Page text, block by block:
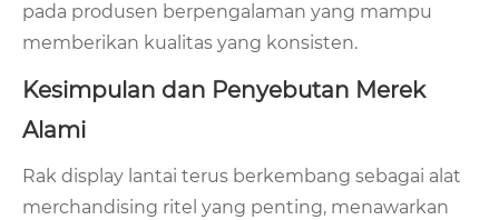
pada produsen berpengalaman yang mampu
memberikan kualitas yang konsisten.
Kesimpulan dan Penyebutan Merek
Alami
Rak display lantai terus berkembang sebagai alat
merchandising ritel yang penting, menawarkan